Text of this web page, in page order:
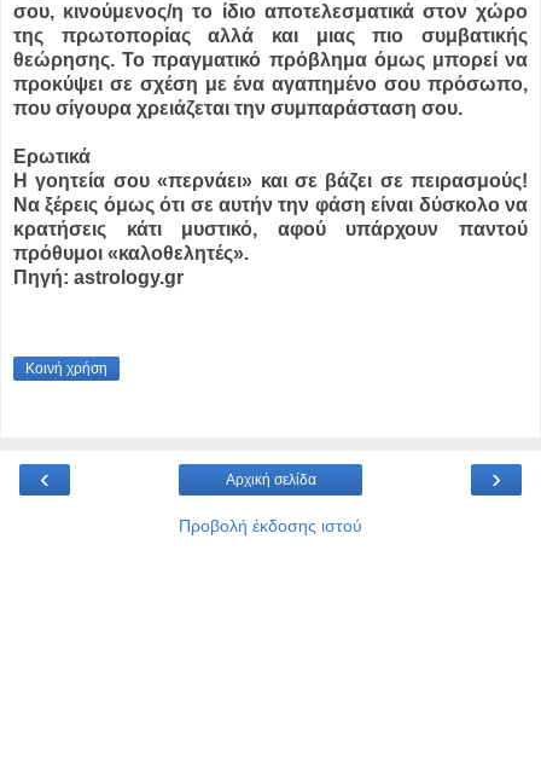
σου, κινούμενος/η το ίδιο αποτελεσματικά στον χώρο
της πρωτοπορίας αλλά και μιας πιο συμβατικής
θεώρησης. Το πραγματικό πρόβλημα όμως μπορεί να
προκύψει σε σχέση με ένα αγαπημένο σου πρόσωπο,
που σίγουρα χρειάζεται την συμπαράσταση σου.
Ερωτικά
Η γοητεία σου «περνάει» και σε βάζει σε πειρασμούς!
Να ξέρεις όμως ότι σε αυτήν την φάση είναι δύσκολο να
κρατήσεις κάτι μυστικό, αφού υπάρχουν παντού
πρόθυμοι «καλοθελητές».
Πηγή: astrology.gr
Κοινή χρήση
‹ ›
Αρχική σελίδα
Προβολή έκδοσης ιστού